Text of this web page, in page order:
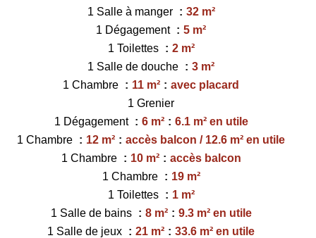
1 Salle à manger
32 m²
1 Dégagement
5 m²
1 Toilettes
2 m²
1 Salle de douche
3 m²
1 Chambre
11 m²
avec placard
1 Grenier
1 Dégagement
6 m²
6.1 m² en utile
1 Chambre
12 m²
accès balcon / 12.6 m² en utile
1 Chambre
10 m²
accès balcon
1 Chambre
19 m²
1 Toilettes
1 m²
1 Salle de bains
8 m²
9.3 m² en utile
1 Salle de jeux
21 m²
33.6 m² en utile